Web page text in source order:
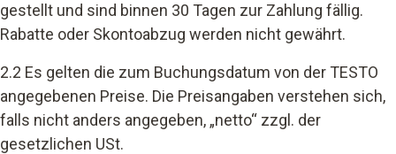
gestellt und sind binnen 30 Tagen zur Zahlung fällig.
Rabatte oder Skontoabzug werden nicht gewährt.
2.2 Es gelten die zum Buchungsdatum von der TESTO
angegebenen Preise. Die Preisangaben verstehen sich,
falls nicht anders angegeben, „netto“ zzgl. der
gesetzlichen USt.